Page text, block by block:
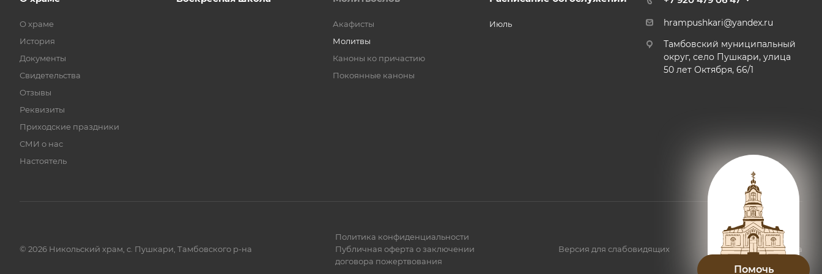
Помочь
О храме
История
Документы
Свидетельства
Отзывы
Реквизиты
Приходские праздники
СМИ о нас
Настоятель
Акафисты
Молитвы
Каноны ко причастию
Покоянные каноны
Июль
hrampushkari@yandex.ru
Тамбовский муниципальный
округ, село Пушкари, улица
50 лет Октября, 66/1
© 2026 Никольский храм, с. Пушкари, Тамбовского р-на
Политика конфиденциальности
Публичная оферта о заключении
договора пожертвования
Версия для слабовидящих Карта сайта